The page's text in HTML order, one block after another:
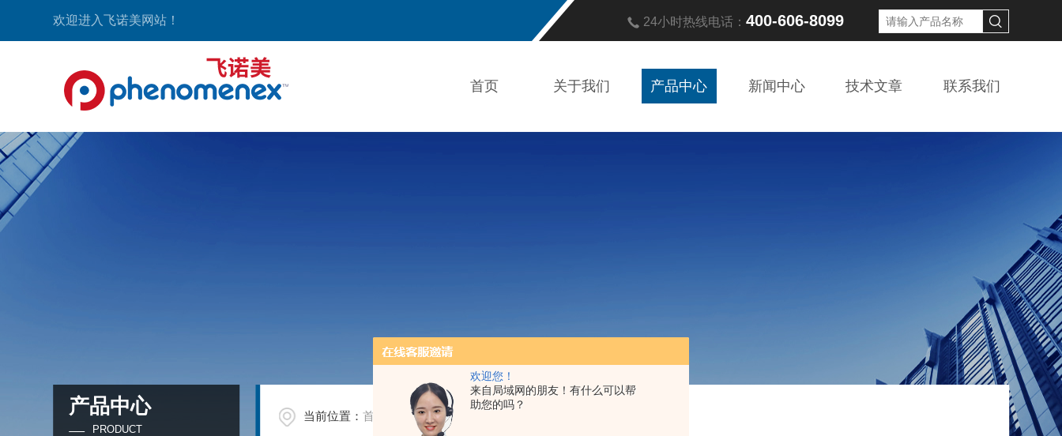
欢迎您！
来自局域网的朋友！有什么可以帮
助您的吗？
欢迎进入飞诺美网站！ 24小时热线电话： 400-606-8099
首页 关于我们 产品中心 新闻中心 技术文章 联系我们
产品中心
PRODUCT
当前位置：首页 产品中心/ / / SC2003Cleanert SCX